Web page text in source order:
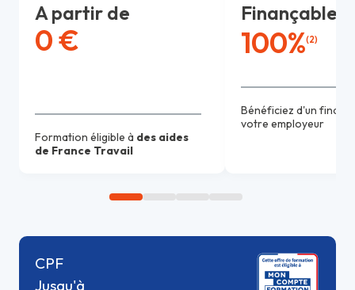
A partir de
0 €
Formation éligible à des aides
de France Travail
Finançable
100%(2)
Bénéficiez d'un
votre employeur
CPF
Jusqu'à